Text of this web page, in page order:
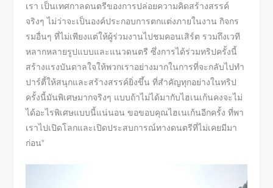
เรา เป็นเทศกาลดนตรีของการปล่อยความคิดสร้างสรรค์
จริงๆ ไม่ว่าจะเป็นองค์ประกอบการตกแต่งภายในงาน กิจกร
รมอื่นๆ ที่ไม่เพียงแต่ให้ผู้ร่วมงานไปชมคอนเสิร์ต รวมถึงเวที
หลากหลายรูปแบบและแนวดนตรี ซึ่งการได้ร่วมทริปครั้งนี้
สร้างแรงบันดาลใจให้พวกเราอย่างมากในการที่จะกลับไปทำ
ปาร์ตี้ให้สนุกและสร้างสรรค์ยิ่งขึ้น ที่สำคัญทุกอย่างในทริป
ครั้งนี้มันพิเศษมากจริงๆ แบบถ้าไม่ได้มากับไฮเนเก้นคงจะไม่
ได้อะไรพิเศษแบบนี้แน่นอน ขอขอบคุณไฮเนเก้นอีกครั้ง ที่พา
เราไปเปิดโลกและเปิดประสบการณ์ทางดนตรีที่ไม่เคยมีมา
ก่อน”